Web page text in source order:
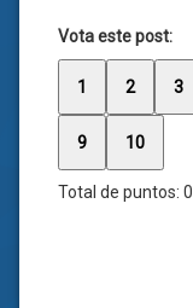
Vota este post:
1 2 3
9 10
Total de puntos: 0